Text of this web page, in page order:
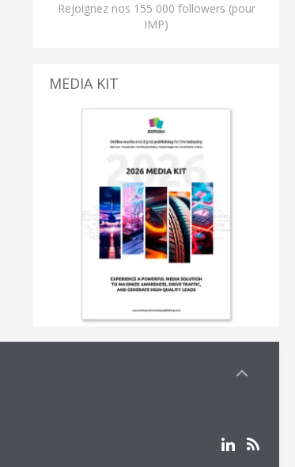
Rejoignez nos 155 000 followers (pour
IMP)
MEDIA KIT